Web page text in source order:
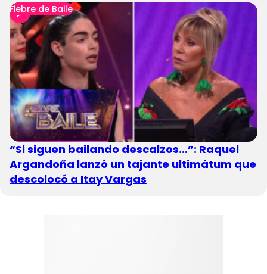
Fiebre de Baile
“Si siguen bailando descalzos…”: Raquel
Argandoña lanzó un tajante ultimátum que
descolocó a Itay Vargas